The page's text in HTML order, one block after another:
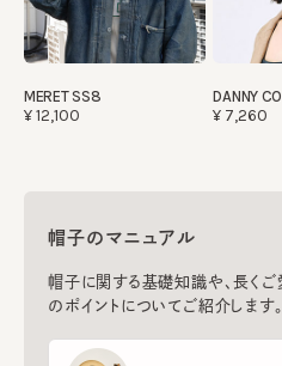
MERET SS8
¥12,100
DANNY CO
¥7,260
帽子のマニュアル
帽子に関する基礎知識や、長く
のポイントについてご紹介します。